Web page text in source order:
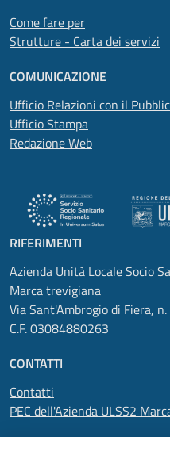
Come fare per
Strutture - Carta dei servizi
COMUNICAZIONE
Ufficio Relazioni con il
Ufficio Stampa
Redazione Web
RIFERIMENTI
Azienda Unità Locale Socio
Marca trevigiana
Via Sant'Ambrogio di Fiera,
C.F. 03084880263
CONTATTI
Contatti
PEC dell'Azienda ULSS2